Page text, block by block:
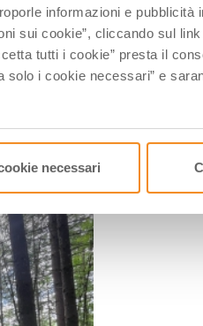
informazioni e
sui cookie”, cliccando sul
tutti i cookie” presta il
solo i cookie necessari” e
necessari